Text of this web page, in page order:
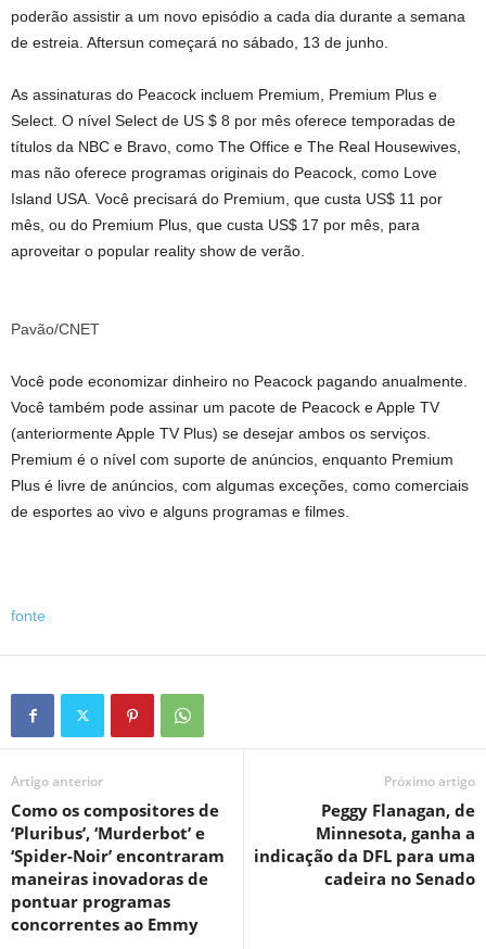
poderão assistir a um novo episódio a cada dia durante a semana
de estreia. Aftersun começará no sábado, 13 de junho.
As assinaturas do Peacock incluem Premium, Premium Plus e
Select. O nível Select de US $ 8 por mês oferece temporadas de
títulos da NBC e Bravo, como The Office e The Real Housewives,
mas não oferece programas originais do Peacock, como Love
Island USA. Você precisará do Premium, que custa US$ 11 por
mês, ou do Premium Plus, que custa US$ 17 por mês, para
aproveitar o popular reality show de verão.
Pavão/CNET
Você pode economizar dinheiro no Peacock pagando anualmente.
Você também pode assinar um pacote de Peacock e Apple TV
(anteriormente Apple TV Plus) se desejar ambos os serviços.
Premium é o nível com suporte de anúncios, enquanto Premium
Plus é livre de anúncios, com algumas exceções, como comerciais
de esportes ao vivo e alguns programas e filmes.
fonte
Artigo anterior
Como os compositores de
‘Pluribus’, ‘Murderbot’ e
‘Spider-Noir’ encontraram
maneiras inovadoras de
pontuar programas
concorrentes ao Emmy
Próximo artigo
Peggy Flanagan, de
Minnesota, ganha a
indicação da DFL para uma
cadeira no Senado